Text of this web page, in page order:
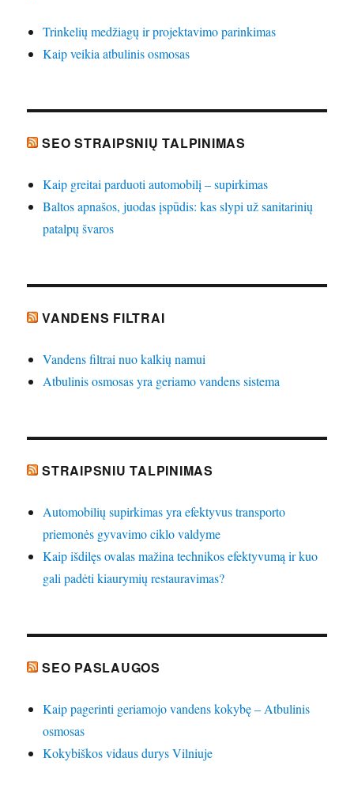
Trinkelių medžiagų ir projektavimo parinkimas
Kaip veikia atbulinis osmosas
SEO STRAIPSNIŲ TALPINIMAS
Kaip greitai parduoti automobilį – supirkimas
Baltos apnašos, juodas įspūdis: kas slypi už sanitarinių
patalpų švaros
VANDENS FILTRAI
Vandens filtrai nuo kalkių namui
Atbulinis osmosas yra geriamo vandens sistema
STRAIPSNIU TALPINIMAS
Automobilių supirkimas yra efektyvus transporto
priemonės gyvavimo ciklo valdyme
Kaip išdilęs ovalas mažina technikos efektyvumą ir kuo
gali padėti kiaurymių restauravimas?
SEO PASLAUGOS
Kaip pagerinti geriamojo vandens kokybę – Atbulinis
osmosas
Kokybiškos vidaus durys Vilniuje